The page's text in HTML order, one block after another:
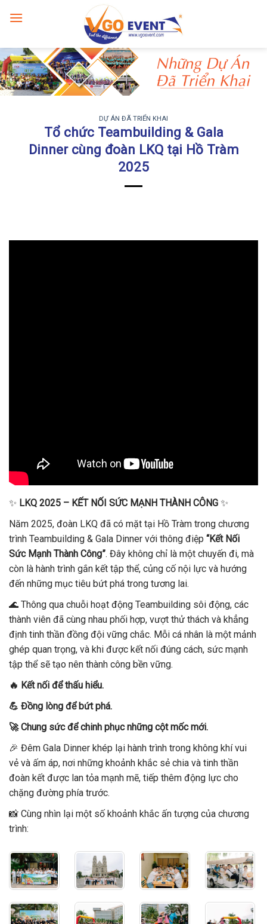
DỰ ÁN ĐÃ TRIỂN KHAI
Tổ chức Teambuilding & Gala
Dinner cùng đoàn LKQ tại Hồ Tràm
2025
✨ LKQ 2025 – KẾT NỐI SỨC MẠNH THÀNH CÔNG ✨
Năm 2025, đoàn LKQ đã có mặt tại Hồ Tràm trong chương
trình Teambuilding & Gala Dinner với thông điệp “Kết Nối
Sức Mạnh Thành Công”. Đây không chỉ là một chuyến đi, mà
còn là hành trình gắn kết tập thể, củng cố nội lực và hướng
đến những mục tiêu bứt phá trong tương lai.
🌊 Thông qua chuỗi hoạt động Teambuilding sôi động, các
thành viên đã cùng nhau phối hợp, vượt thử thách và khẳng
định tinh thần đồng đội vững chắc. Mỗi cá nhân là một mảnh
ghép quan trọng, và khi được kết nối đúng cách, sức mạnh
tập thể sẽ tạo nên thành công bền vững.
🔥 Kết nối để thấu hiểu.
💪 Đồng lòng để bứt phá.
🚀 Chung sức để chinh phục những cột mốc mới.
🎉 Đêm Gala Dinner khép lại hành trình trong không khí vui
vẻ và ấm áp, nơi những khoảnh khắc sẻ chia và tinh thần
đoàn kết được lan tỏa mạnh mẽ, tiếp thêm động lực cho
chặng đường phía trước.
📸 Cùng nhìn lại một số khoảnh khắc ấn tượng của chương
trình: